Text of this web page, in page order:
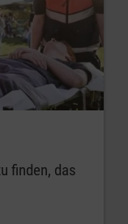
finden, das